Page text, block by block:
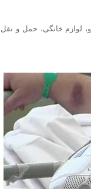
لوازم خانگی، حمل و نقل